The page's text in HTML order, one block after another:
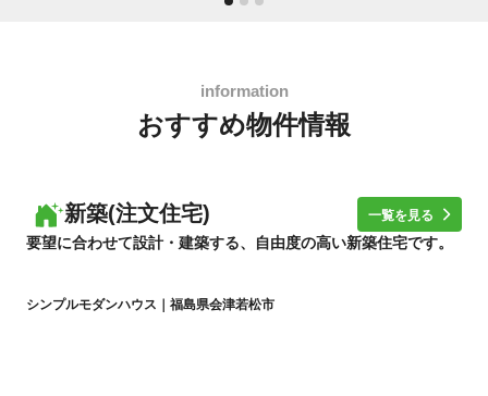
おすすめ物件情報
新築(注文住宅)
要望に合わせて設計・建築する、自由度の高い新築住宅です。
一覧を見る
シンプルモダンハウス｜福島県会津若松市